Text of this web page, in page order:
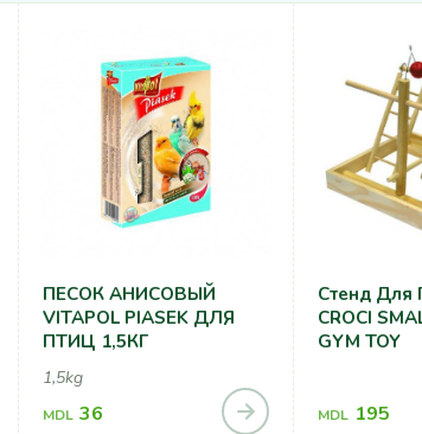
ПЕСОК АНИСОВЫЙ
VITAPOL PIASEK ДЛЯ
ПТИЦ 1,5КГ
1,5kg
MDL 36
Стенд Для
CROCI
GYM TOY
MDL 195